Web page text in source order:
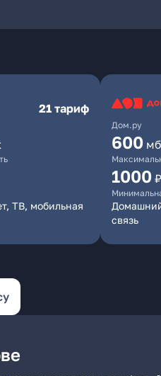
21 тариф
ТВ, мобильная
Дом.ру
600
1000
связь